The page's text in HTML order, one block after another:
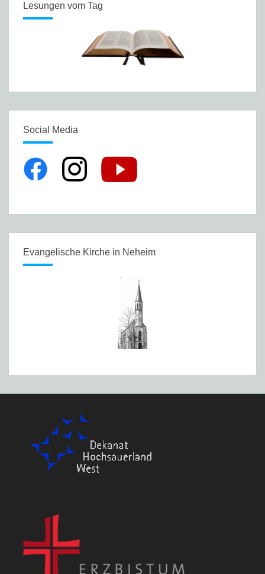
Lesungen vom Tag
Social Media
Evangelische Kirche in Neheim